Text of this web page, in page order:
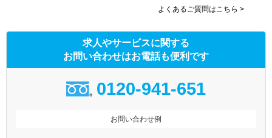
よくあるご質問はこちら >
求人やサービスに関する
お問い合わせはお電話も便利です
0120-941-651
お問い合わせ例